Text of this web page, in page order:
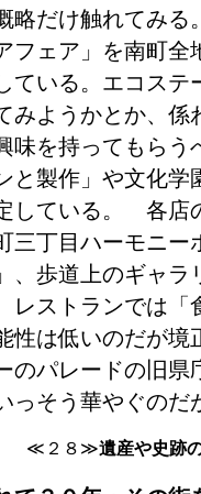
略だけ触れてみ
フェア」を南町
ている。エコス
みようかとか、係
味を持ってもら
と製作」や文化学
している。 各店
三丁目ハーモニ
、歩道上のギャ
ストランでは「
性は低いのだが
のパレードの旧
っそう華やぐの
≪２８≫遺産や史跡